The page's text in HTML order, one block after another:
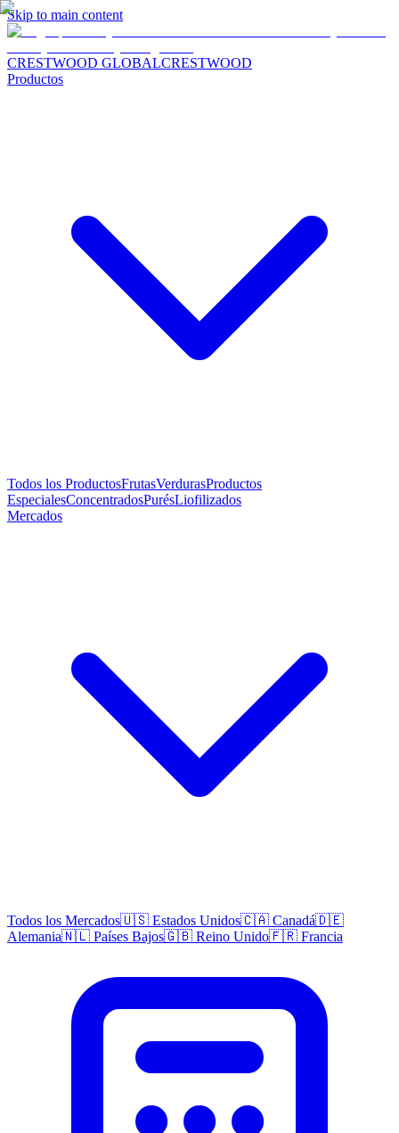
Skip to main content
CRESTWOOD GLOBALCRESTWOOD
Productos
Todos los ProductosFrutasVerdurasProductos
EspecialesConcentradosPurésLiofilizados
Mercados
Todos los Mercados🇺🇸 Estados Unidos🇨🇦 Canadá🇩🇪
Alemania🇳🇱 Países Bajos🇬🇧 Reino Unido🇫🇷 Francia